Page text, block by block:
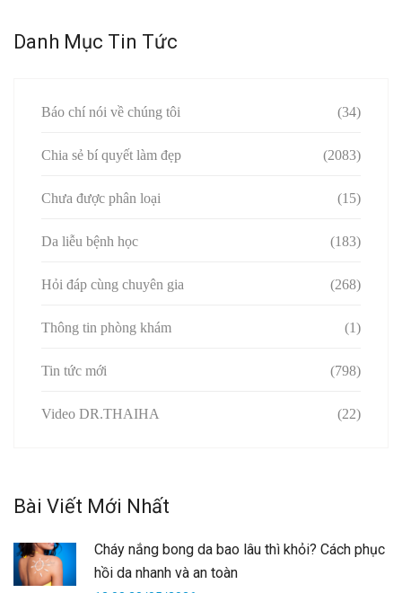
Danh Mục Tin Tức
Báo chí nói về chúng tôi (34)
Chia sẻ bí quyết làm đẹp (2083)
Chưa được phân loại (15)
Da liễu bệnh học (183)
Hỏi đáp cùng chuyên gia (268)
Thông tin phòng khám (1)
Tin tức mới (798)
Video DR.THAIHA (22)
Bài Viết Mới Nhất
Cháy nắng bong da bao lâu thì khỏi? Cách phục
hồi da nhanh và an toàn